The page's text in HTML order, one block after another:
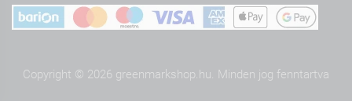
Copyright © 2026 greenmarkshop.hu. Minden jog fenntartva